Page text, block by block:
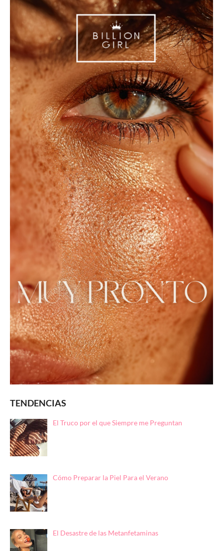
TENDENCIAS
El Truco por el que Siempre me Preguntan
Cómo Preparar la Piel Para el Verano
El Desastre de las Metanfetaminas